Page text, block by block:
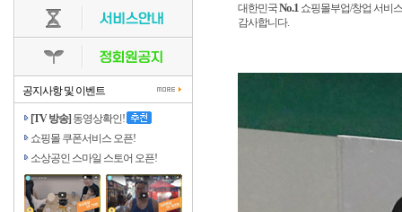
공지사항 및 이벤트
[TV 방송] 동영상확인!
쇼핑몰 쿠폰서비스 오픈!
소상공인 스마일 스토어 오픈!
대한민국No.1 쇼핑몰부업/창업 서비
감사합니다.